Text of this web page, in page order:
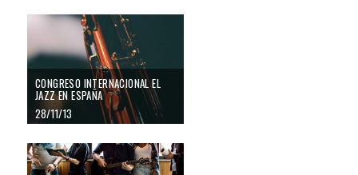
CONGRESO INTERNACIONAL EL
JAZZ EN ESPAÑA
28/11/13